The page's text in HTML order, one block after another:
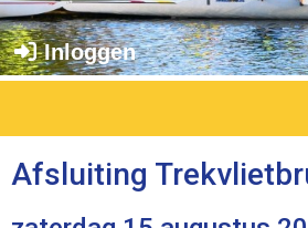
Inloggen
Afsluiting